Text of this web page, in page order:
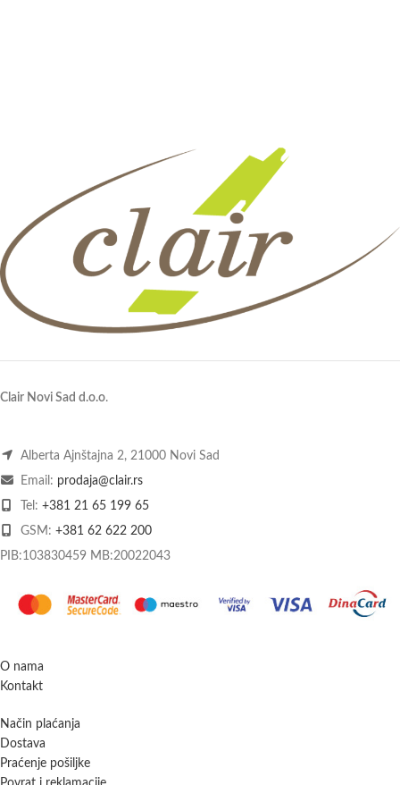
Clair Novi Sad d.o.o.
Alberta Ajnštajna 2, 21000 Novi Sad
Email: prodaja@clair.rs
Tel: +381 21 65 199 65
GSM: +381 62 622 200
PIB:103830459 MB:20022043
O nama
Kontakt
Način plaćanja
Dostava
Praćenje pošiljke